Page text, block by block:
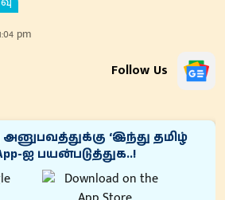
pm
Follow Us
அனுபவத்துக்கு ‘இந்து தமிழ்
ஐ பயன்படுத்துக..!